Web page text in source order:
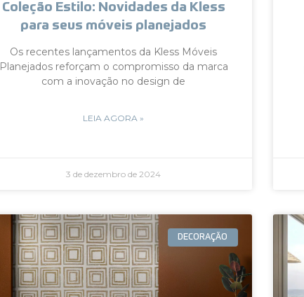
Coleção Estilo: Novidades da Kless
para seus móveis planejados
Os recentes lançamentos da Kless Móveis
Planejados reforçam o compromisso da marca
com a inovação no design de
LEIA AGORA »
3 de dezembro de 2024
DECORAÇÃO